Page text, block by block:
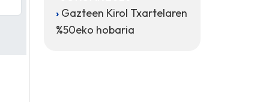
Gazteen Kirol Txartelaren
%50eko hobaria